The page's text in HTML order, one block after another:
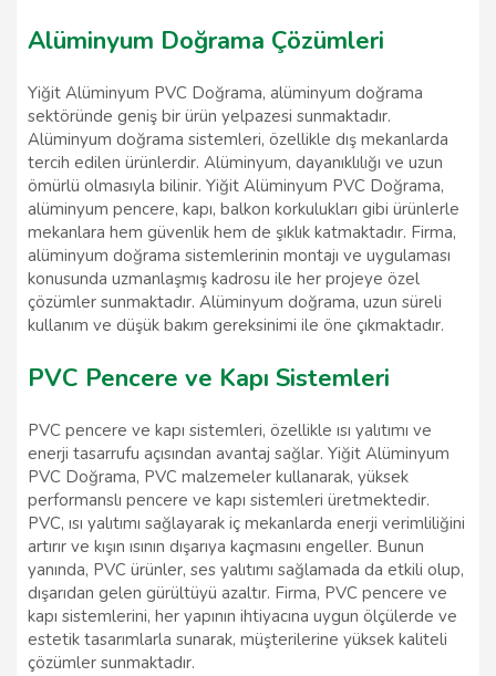
Alüminyum Doğrama Çözümleri
Yiğit Alüminyum PVC Doğrama, alüminyum doğrama
sektöründe geniş bir ürün yelpazesi sunmaktadır.
Alüminyum doğrama sistemleri, özellikle dış mekanlarda
tercih edilen ürünlerdir. Alüminyum, dayanıklılığı ve uzun
ömürlü olmasıyla bilinir. Yiğit Alüminyum PVC Doğrama,
alüminyum pencere, kapı, balkon korkulukları gibi ürünlerle
mekanlara hem güvenlik hem de şıklık katmaktadır. Firma,
alüminyum doğrama sistemlerinin montajı ve uygulaması
konusunda uzmanlaşmış kadrosu ile her projeye özel
çözümler sunmaktadır. Alüminyum doğrama, uzun süreli
kullanım ve düşük bakım gereksinimi ile öne çıkmaktadır.
PVC Pencere ve Kapı Sistemleri
PVC pencere ve kapı sistemleri, özellikle ısı yalıtımı ve
enerji tasarrufu açısından avantaj sağlar. Yiğit Alüminyum
PVC Doğrama, PVC malzemeler kullanarak, yüksek
performanslı pencere ve kapı sistemleri üretmektedir.
PVC, ısı yalıtımı sağlayarak iç mekanlarda enerji verimliliğini
artırır ve kışın ısının dışarıya kaçmasını engeller. Bunun
yanında, PVC ürünler, ses yalıtımı sağlamada da etkili olup,
dışarıdan gelen gürültüyü azaltır. Firma, PVC pencere ve
kapı sistemlerini, her yapının ihtiyacına uygun ölçülerde ve
estetik tasarımlarla sunarak, müşterilerine yüksek kaliteli
çözümler sunmaktadır.